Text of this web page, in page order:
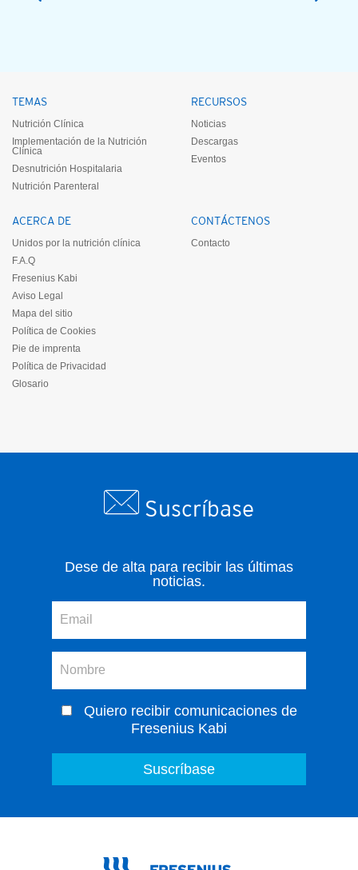
TEMAS
Nutrición Clínica
Implementación de la Nutrición
Clínica
Desnutrición Hospitalaria
Nutrición Parenteral
RECURSOS
Noticias
Descargas
Eventos
ACERCA DE
Unidos por la nutrición clínica
F.A.Q
Fresenius Kabi
Aviso Legal
Mapa del sitio
Política de Cookies
Pie de imprenta
Política de Privacidad
Glosario
CONTÁCTENOS
Contacto
Suscríbase
Dese de alta para recibir las últimas
noticias.
Quiero recibir comunicaciones de
Fresenius Kabi